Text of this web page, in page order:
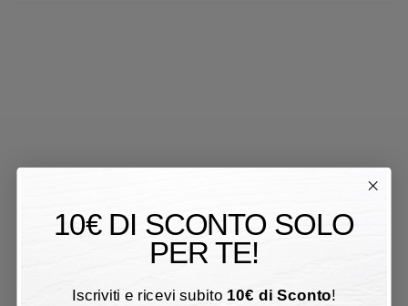
10€ DI SCONTO SOLO
PER TE!
Iscriviti e ricevi subito 10€ di Sconto!